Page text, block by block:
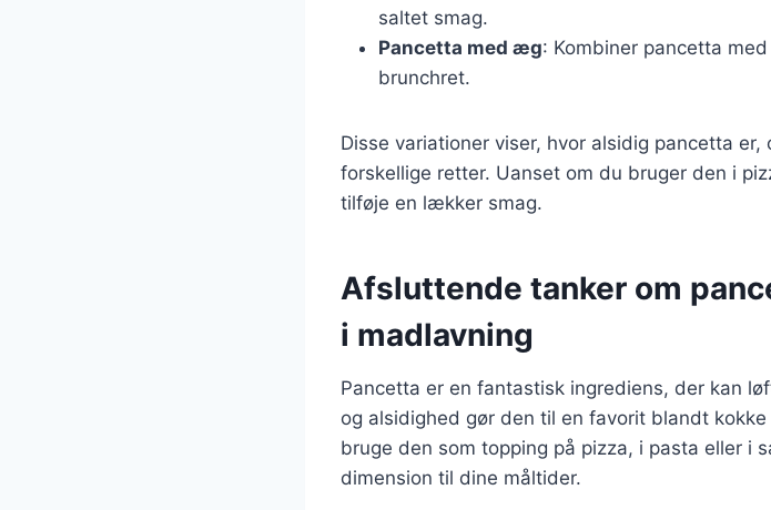
saltet smag.
Pancetta med æg: Kombiner pancetta
brunchret.
Disse variationer viser, hvor alsidig pancetta
forskellige retter. Uanset om du bruger den i
tilføje en lækker smag.
Afsluttende tanker om
i madlavning
Pancetta er en fantastisk ingrediens, der kan
og alsidighed gør den til en favorit blandt
bruge den som topping på pizza, i pasta eller i
dimension til dine måltider.